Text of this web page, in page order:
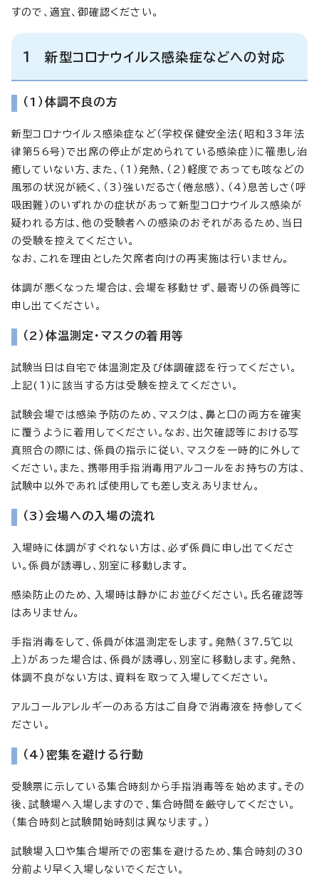
すので、適宜、御確認ください。
1 新型コロナウイルス感染症などへの対応
（1）体調不良の方
新型コロナウイルス感染症など（学校保健安全法(昭和33年法
律第56号)で出席の停止が定められている感染症）に罹患し治
癒していない方、また、（1）発熱、（2）軽度であっても咳などの
風邪の状況が続く、（3）強いだるさ（倦怠感）、（4）息苦しさ（呼
吸困難）のいずれかの症状があって新型コロナウイルス感染が
疑われる方は、他の受験者への感染のおそれがあるため、当日
の受験を控えてください。
なお、これを理由とした欠席者向けの再実施は行いません。
体調が悪くなった場合は、会場を移動せず、最寄りの係員等に
申し出てください。
（2）体温測定・マスクの着用等
試験当日は自宅で体温測定及び体調確認を行ってください。
上記(1)に該当する方は受験を控えてください。
試験会場では感染予防のため、マスクは、鼻と口の両方を確実
に覆うように着用してください。なお、出欠確認等における写
真照合の際には、係員の指示に従い、マスクを一時的に外して
ください。また、携帯用手指消毒用アルコールをお持ちの方は、
試験中以外であれば使用しても差し支えありません。
（3）会場への入場の流れ
入場時に体調がすぐれない方は、必ず係員に申し出てくださ
い。係員が誘導し、別室に移動します。
感染防止のため、入場時は静かにお並びください。氏名確認等
はありません。
手指消毒をして、係員が体温測定をします。発熱（37.5℃以
上）があった場合は、係員が誘導し、別室に移動します。発熱、
体調不良がない方は、資料を取って入場してください。
アルコールアレルギーのある方はご自身で消毒液を持参してく
ださい。
（4）密集を避ける行動
受験票に示している集合時刻から手指消毒等を始めます。その
後、試験場へ入場しますので、集合時間を厳守してください。
（集合時刻と試験開始時刻は異なります。）
試験場入口や集合場所での密集を避けるため、集合時刻の30
分前より早く入場しないでください。